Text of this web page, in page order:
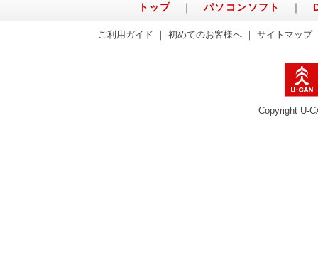
トップ ｜ パソコンソフト ｜
ご利用ガイド ｜初めてのお客様へ ｜サイトマップ
Copyright U-